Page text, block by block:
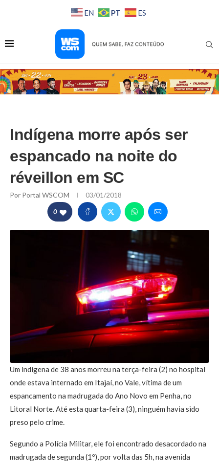
EN PT ES
Indígena morre após ser
espancado na noite do
réveillon em SC
Por Portal WSCOM 03/01/2018
0
Um indígena de 38 anos morreu na terça-feira (2) no hospital
onde estava internado em Itajaí, no Vale, vítima de um
espancamento na madrugada do Ano Novo em Penha, no
Litoral Norte. Até esta quarta-feira (3), ninguém havia sido
preso pelo crime.
Segundo a Polícia Militar, ele foi encontrado desacordado na
madrugada de segunda (1º), por volta das 5h, na avenida